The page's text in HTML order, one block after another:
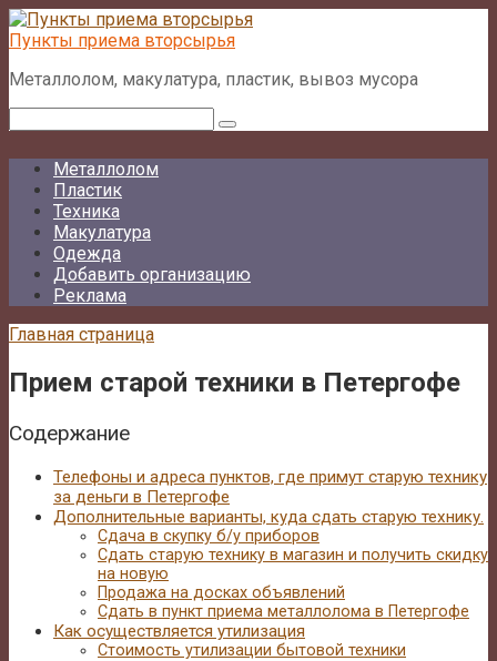
Перейти
к
Пункты приема вторсырья
Металлолом, макулатура, пластик, вывоз мусора
Металлолом
Пластик
Техника
Макулатура
Одежда
Добавить организацию
Реклама
Главная страница
Прием старой техники в Петергофе
Содержание
Телефоны и адреса пунктов, где примут старую технику
за деньги в Петергофе
Дополнительные варианты, куда сдать старую технику.
Сдача в скупку б/у приборов
Сдать старую технику в магазин и получить скидку
на новую
Продажа на досках объявлений
Сдать в пункт приема металлолома в Петергофе
Как осуществляется утилизация
Стоимость утилизации бытовой техники